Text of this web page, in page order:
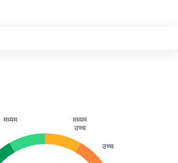
मध्यम
मध्यम
उच्च
उच्च